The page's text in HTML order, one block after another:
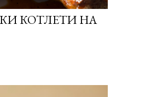
КОТЛЕТИ НА